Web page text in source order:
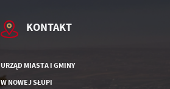
KONTAKT
URZĄD MIASTA I GMINY
W NOWEJ SŁUPI